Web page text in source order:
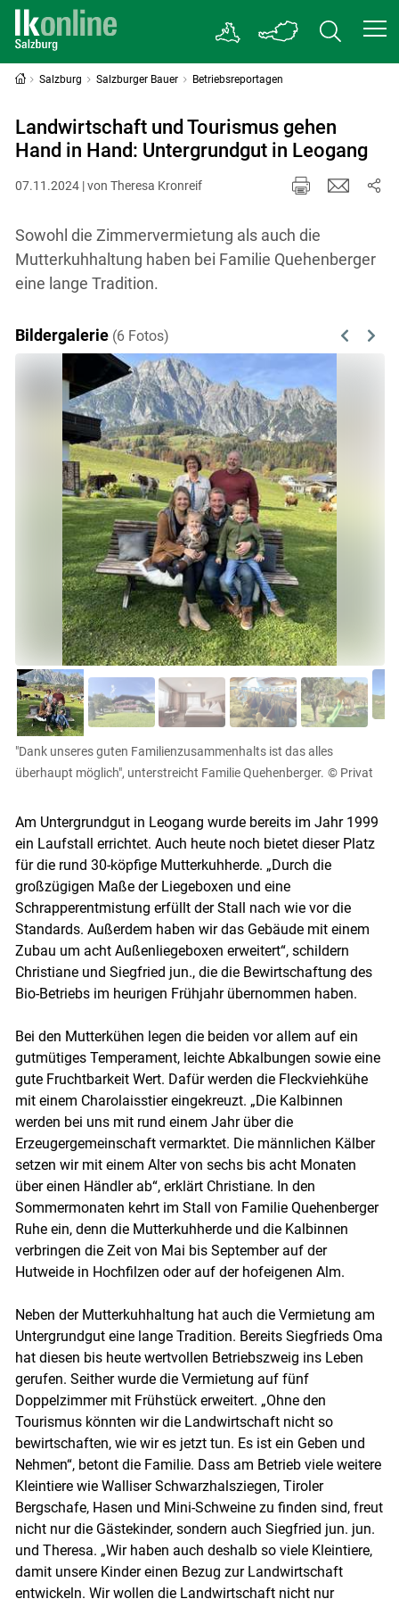
Skip to main content
Salzburg Salzburger Bauer Betriebsreportagen
Landwirtschaft und Tourismus gehen
Hand in Hand: Untergrundgut in Leogang
07.11.2024 | von Theresa Kronreif
Sowohl die Zimmervermietung als auch die
Mutterkuhhaltung haben bei Familie Quehenberger
eine lange Tradition.
Bildergalerie (6 Fotos) Previous
Next
"Dank unseres guten Familienzusammenhalts ist das alles
überhaupt möglich", unterstreicht Familie Quehenberger. © Privat
Am Untergrundgut in Leogang wurde bereits im Jahr 1999
ein Laufstall errichtet. Auch heute noch bietet dieser Platz
für die rund 30-köpfige Mutterkuhherde. „Durch die
großzügigen Maße der Liegeboxen und eine
Schrapperentmistung erfüllt der Stall nach wie vor die
Standards. Außerdem haben wir das Gebäude mit einem
Zubau um acht Außenliegeboxen erweitert“, schildern
Christiane und Siegfried jun., die die Bewirtschaftung des
Bio-Betriebs im heurigen Frühjahr übernommen haben.
Bei den Mutterkühen legen die beiden vor allem auf ein
gutmütiges Temperament, leichte Abkalbungen sowie eine
gute Fruchtbarkeit Wert. Dafür werden die Fleckviehkühe
mit einem Charolaisstier eingekreuzt. „Die Kalbinnen
werden bei uns mit rund einem Jahr über die
Erzeugergemeinschaft vermarktet. Die männlichen Kälber
setzen wir mit einem Alter von sechs bis acht Monaten
über einen Händler ab“, erklärt Christiane. In den
Sommermonaten kehrt im Stall von Familie Quehenberger
Ruhe ein, denn die Mutterkuhherde und die Kalbinnen
verbringen die Zeit von Mai bis September auf der
Hutweide in Hochfilzen oder auf der hofeigenen Alm.
Neben der Mutterkuhhaltung hat auch die Vermietung am
Untergrundgut eine lange Tradition. Bereits Siegfrieds Oma
hat diesen bis heute wertvollen Betriebszweig ins Leben
gerufen. Seither wurde die Vermietung auf fünf
Doppelzimmer mit Frühstück erweitert. „Ohne den
Tourismus könnten wir die Landwirtschaft nicht so
bewirtschaften, wie wir es jetzt tun. Es ist ein Geben und
Nehmen“, betont die Familie. Dass am Betrieb viele weitere
Kleintiere wie Walliser Schwarzhalsziegen, Tiroler
Bergschafe, Hasen und Mini-Schweine zu finden sind, freut
nicht nur die Gästekinder, sondern auch Siegfried jun. jun.
und Theresa. „Wir haben auch deshalb so viele Kleintiere,
damit unsere Kinder einen Bezug zur Landwirtschaft
entwickeln. Wir wollen die Landwirtschaft nicht nur